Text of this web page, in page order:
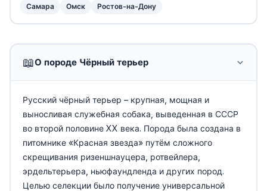
📖О породе Чёрный терьер
Русский чёрный терьер – крупная, мощная и
выносливая служебная собака, выведенная в СССР
во второй половине XX века. Порода была создана в
питомнике «Красная звезда» путём сложного
скрещивания ризеншнауцера, ротвейлера,
эрдельтерьера, ньюфаундленда и других пород.
Целью селекции было получение универсальной
Самара
Омск Ростов-на-Дону